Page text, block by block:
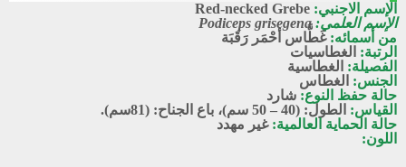
الإسم الاجنبي: Red-necked Grebe
الإسم العلمي:Podiceps grisegena
من أسمائه:غَطَّاس أحْمَر رَقَبَة
الرتبة: الغطاسيات
الفصيلة: الغطاسية
الجنس: الغطاس
حالة حفظ النوع: شارد
القياس: الطول: (40 – 50 سم)، باع الجناح: (81سم).
حالة الحماية العالمية:غير مهدد
اللون: